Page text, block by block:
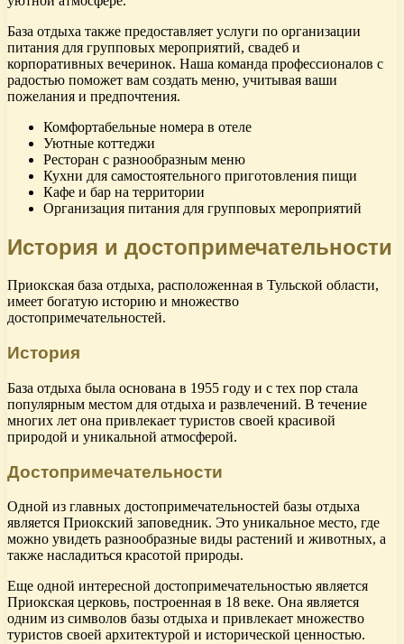
База отдыха также предоставляет услуги по организации
питания для групповых мероприятий, свадеб и
корпоративных вечеринок. Наша команда профессионалов с
радостью поможет вам создать меню, учитывая ваши
пожелания и предпочтения.
Комфортабельные номера в отеле
Уютные коттеджи
Ресторан с разнообразным меню
Кухни для самостоятельного приготовления пищи
Кафе и бар на территории
Организация питания для групповых мероприятий
История и достопримечательности
Приокская база отдыха, расположенная в Тульской области,
имеет богатую историю и множество
достопримечательностей.
История
База отдыха была основана в 1955 году и с тех пор стала
популярным местом для отдыха и развлечений. В течение
многих лет она привлекает туристов своей красивой
природой и уникальной атмосферой.
Достопримечательности
Одной из главных достопримечательностей базы отдыха
является Приокский заповедник. Это уникальное место, где
можно увидеть разнообразные виды растений и животных, а
также насладиться красотой природы.
Еще одной интересной достопримечательностью является
Приокская церковь, построенная в 18 веке. Она является
одним из символов базы отдыха и привлекает множество
туристов своей архитектурой и исторической ценностью.